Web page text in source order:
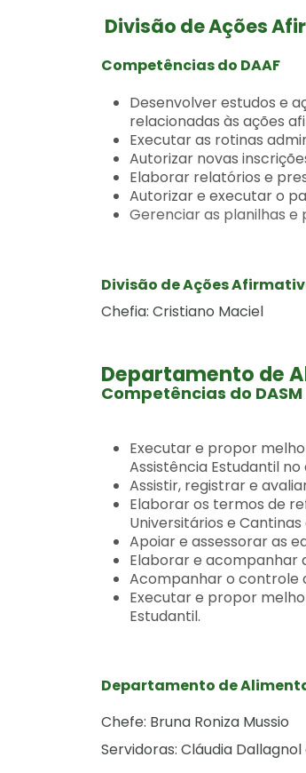
Divisão de Ações
Competências do DAAF
Desenvolver estudos e
relacionadas às ações
Executar as rotinas
Autorizar novas
Elaborar relatórios e
Autorizar e executar o
Gerenciar as planilhas e
Divisão de Ações
Chefia: Cristiano Maciel
Departamento de
Competências do DASM
Executar e propor
Assistência Estudantil no
Assistir, registrar e
Elaborar os termos de
Universitários e
Apoiar e assessorar as
Elaborar e acompanhar
Acompanhar o controle
Executar e propor
Estudantil.
Departamento de
Chefe: Bruna Roniza Mussio
Servidoras: Cláudia